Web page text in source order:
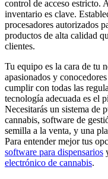
control de acceso estricto.
inventario es clave.
procesadores autorizados
productos de alta calidad
clientes.
Tu equipo es la cara de tu
apasionados y
cumplir con todas las
tecnología adecuada es el
Necesitarás un sistema de
cannabis, software de
semilla a la venta, y una
Para entender mejor tus
software para dispensarios
electrónico de cannabis.